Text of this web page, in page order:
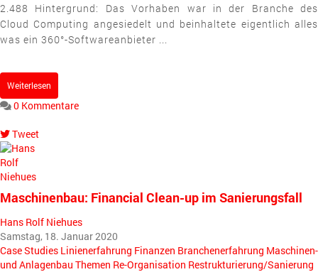
2.488 Hintergrund: Das Vorhaben war in der Branche des
Cloud Computing angesiedelt und beinhaltete eigentlich alles
was ein 360°-Softwareanbieter ...
Weiterlesen
0 Kommentare
Tweet
pinterest
Maschinenbau: Financial Clean-up im Sanierungsfall
Hans Rolf Niehues
Samstag, 18. Januar 2020
Case Studies Linienerfahrung Finanzen Branchenerfahrung Maschinen-
und Anlagenbau Themen Re-Organisation Restrukturierung/Sanierung